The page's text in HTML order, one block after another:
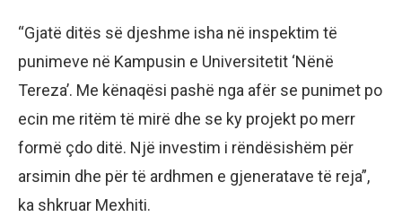
“Gjatë ditës së djeshme isha në inspektim të
punimeve në Kampusin e Universitetit ‘Nënë
Tereza’. Me kënaqësi pashë nga afër se punimet po
ecin me ritëm të mirë dhe se ky projekt po merr
formë çdo ditë. Një investim i rëndësishëm për
arsimin dhe për të ardhmen e gjeneratave të reja”,
ka shkruar Mexhiti.